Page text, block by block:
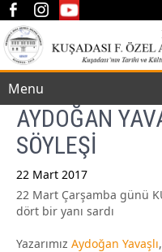
Menu
AYDOĞAN
SÖYLEŞİ
22 Mart 2017
22 Mart Çarşamba günü
dört bir yanı sardı
Yazarımız Aydoğan Yavaşlı
Post